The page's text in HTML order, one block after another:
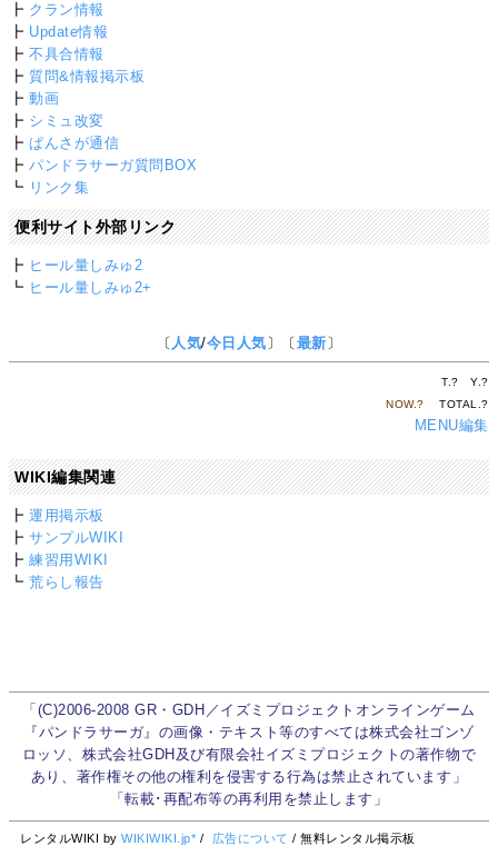
┣ クラン情報
┣ Update情報
┣不具合情報
┣質問&情報掲示板
┣動画
┣ シミュ改変
┣ぱんさが通信
┣パンドラサーガ質問BOX
┗ リンク集
便利サイト外部リンク
┣ ヒール量しみゅ2
┗ ヒール量しみゅ2+
〔 人気/今日人気〕〔最新〕
T.? Y.?
NOW.? TOTAL.?
MENU編集
WIKI編集関連
┣運用掲示板
┣サンプルWIKI
┣練習用WIKI
┗荒らし報告
「(C)2006-2008 GR・GDH／イズミプロジェクトオンラインゲーム
『パンドラサーガ』の画像・テキスト等のすべては株式会社ゴンゾ
ロッソ、株式会社GDH及び有限会社イズミプロジェクトの著作物で
あり、著作権その他の権利を侵害する行為は禁止されています」
「転載･再配布等の再利用を禁止します」
レンタルWIKI byWIKIWIKI.jp* / 広告について / 無料レンタル掲示板